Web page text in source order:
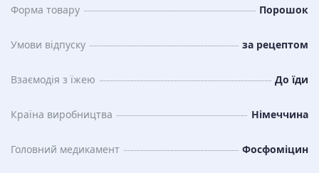
Форма товару Порошок
Умови відпуску за рецептом
Взаємодія з їжею До їди
Країна виробництва Німеччина
Головний медикамент Фосфоміцин